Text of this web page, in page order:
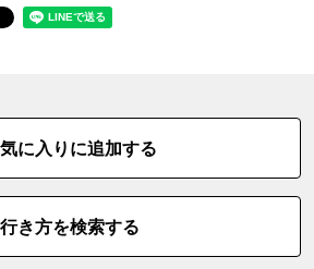
に入りに追加する
行き方を検索する